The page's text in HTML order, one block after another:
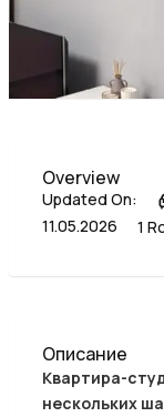
Overview
Updated On:
11.05.2026
1
Описание
Квартира-
нескольких